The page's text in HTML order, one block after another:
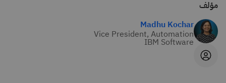
مؤلف
Madhu Kochar
Vice President, Automation
IBM Software